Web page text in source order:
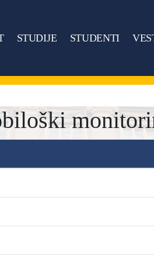
STUDIJE STUDENTI